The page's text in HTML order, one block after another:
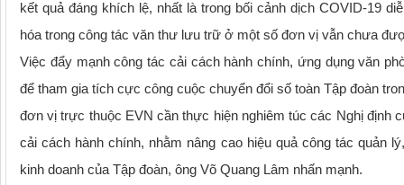
kết quả đáng khích lệ, nhất là trong bối cảnh dịch COVID-19
hóa trong công tác văn thư lưu trữ ở một số đơn vị vẫn chưa
Việc đẩy mạnh công tác cải cách hành chính, ứng dụng văn
để tham gia tích cực công cuộc chuyển đổi số toàn Tập đoàn
đơn vị trực thuộc EVN cần thực hiện nghiêm túc các Nghị định
cải cách hành chính, nhằm nâng cao hiệu quả công tác quản
kinh doanh của Tập đoàn, ông Võ Quang Lâm nhấn mạnh.